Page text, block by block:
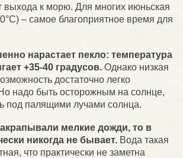
выхода к морю. Для многих июньская
– самое благоприятное время для
нарастает пекло: температура
+35-40 градусов. Однако низкая
достаточно легко
надо быть осторожным на солнце,
под палящими лучами солнца.
мелкие дожди, то в
никогда не бывает. Вода такая
что практически не заметна